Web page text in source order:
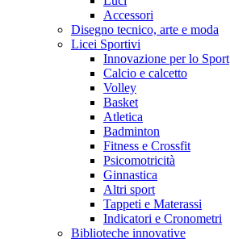
Accessori
Disegno tecnico, arte e moda
Licei Sportivi
Innovazione per lo Sport
Calcio e calcetto
Volley
Basket
Atletica
Badminton
Fitness e Crossfit
Psicomotricità
Ginnastica
Altri sport
Tappeti e Materassi
Indicatori e Cronometri
Biblioteche innovative